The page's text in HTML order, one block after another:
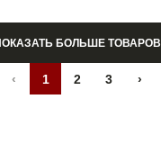
БОЛЬШЕ ТОВАРОВ
‹ 1 2 3 ›